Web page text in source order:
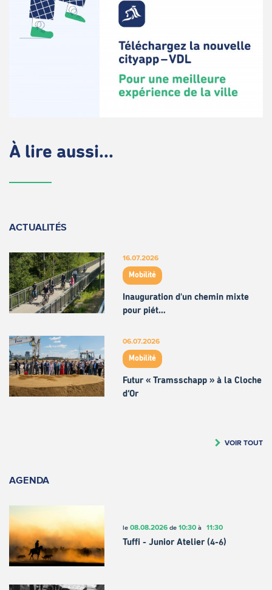
À lire aussi...
ACTUALITÉS
16.07.2026
Mobilité
Inauguration d'un chemin mixte
pour piét…
06.07.2026
Mobilité
Futur « Tramsschapp » à la Cloche
d’Or
VOIR TOUT
AGENDA
le 08.08.2026de 10:30à 11:30
Tuffi - Junior Atelier (4-6)